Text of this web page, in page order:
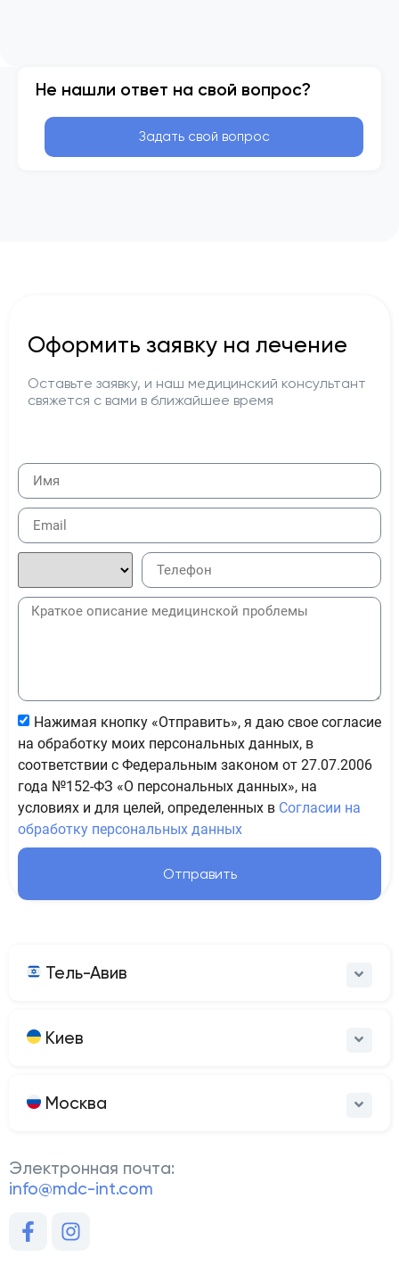
Не нашли ответ на свой вопрос?
Задать свой вопрос
Оформить заявку на лечение
Оставьте заявку, и наш медицинский консультант
свяжется с вами в ближайшее время
Нажимая кнопку «Отправить», я даю свое согласие
на обработку моих персональных данных, в
соответствии с Федеральным законом от 27.07.2006
года №152-ФЗ «О персональных данных», на
условиях и для целей, определенных в Согласии на
обработку персональных данных
Отправить
Тель-Авив
Киев
Москва
Электронная почта:
info@mdc-int.com